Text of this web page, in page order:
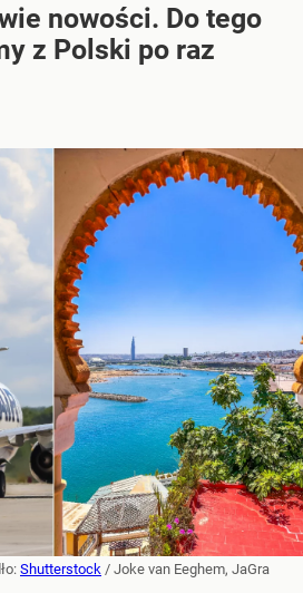
nowości. Do tego
z Polski po raz
Shutterstock / Joke van Eeghem, JaGra